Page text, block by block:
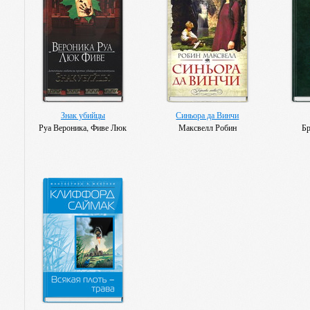
Знак убийцы
Руа Вероника, Фиве Люк
Синьора да Винчи
Максвелл Робин